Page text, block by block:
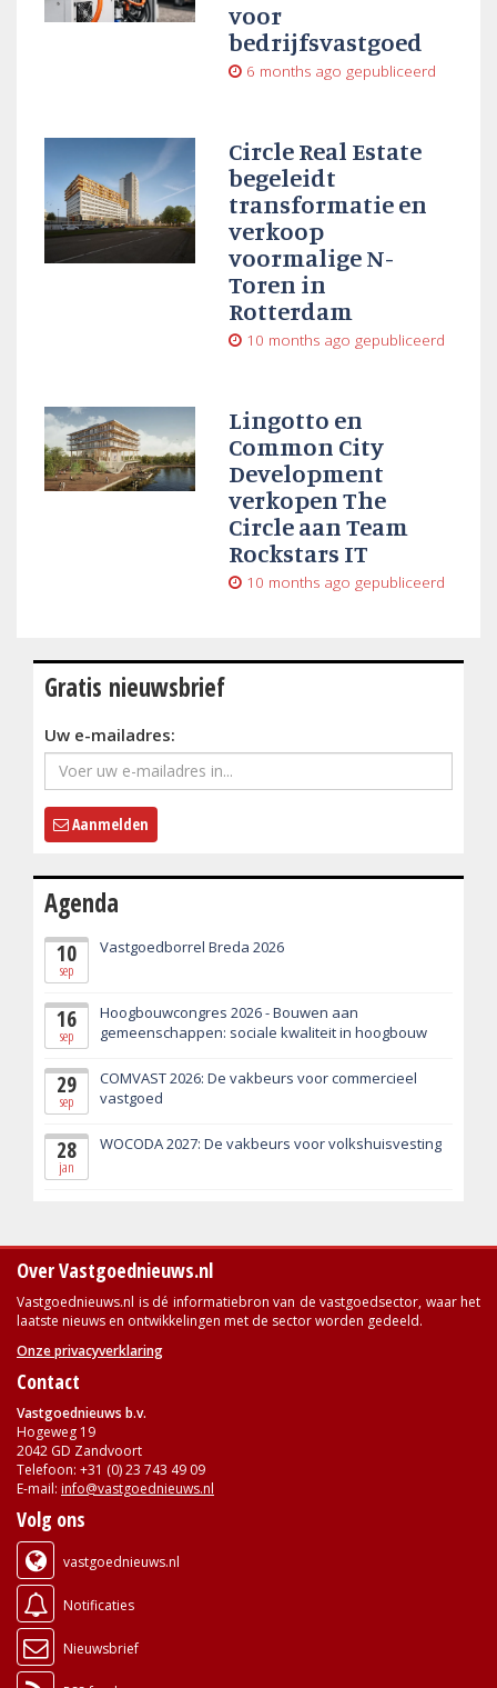
voor
bedrijfsvastgoed
6 months ago gepubliceerd
Circle Real Estate
begeleidt
transformatie en
verkoop
voormalige N-
Toren in
Rotterdam
10 months ago gepubliceerd
Lingotto en
Common City
Development
verkopen The
Circle aan Team
Rockstars IT
10 months ago gepubliceerd
Gratis nieuwsbrief
Uw e-mailadres:
Aanmelden
Agenda
10
sep
Vastgoedborrel Breda 2026
16
sep
Hoogbouwcongres 2026 - Bouwen aan
gemeenschappen: sociale kwaliteit in hoogbouw
29
sep
COMVAST 2026: De vakbeurs voor commercieel
vastgoed
28
jan
WOCODA 2027: De vakbeurs voor volkshuisvesting
Over Vastgoednieuws.nl
Vastgoednieuws.nl is dé informatiebron van de vastgoedsector, waar het
laatste nieuws en ontwikkelingen met de sector worden gedeeld.
Onze privacyverklaring
Contact
Vastgoednieuws b.v.
Hogeweg 19
2042 GD Zandvoort
Telefoon: +31 (0) 23 743 49 09
E-mail: info@vastgoednieuws.nl
Volg ons
vastgoednieuws.nl
Notificaties
Nieuwsbrief